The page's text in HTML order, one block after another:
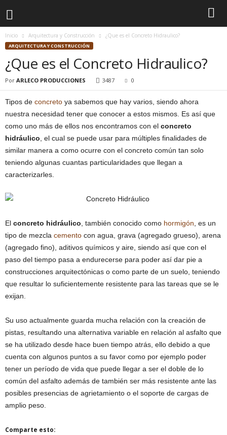
Inicio Arquitectura y Construcción ¿Que es el Concreto Hidraulico?
ARQUITECTURA Y CONSTRUCCIÓN
¿Que es el Concreto Hidraulico?
Por ARLECO PRODUCCIONES 3487 0
Tipos de concreto ya sabemos que hay varios, siendo ahora
nuestra necesidad tener que conocer a estos mismos. Es así que
como uno más de ellos nos encontramos con el concreto
hidráulico , el cual se puede usar para múltiples finalidades de
similar manera a como ocurre con el concreto común tan solo
teniendo algunas cuantas particularidades que llegan a
caracterizarles.
El concreto hidráulico , también conocido como hormigón , es un
tipo de mezcla cemento con agua, grava (agregado grueso), arena
(agregado fino), aditivos químicos y aire, siendo así que con el
paso del tiempo pasa a endurecerse para poder así dar pie a
construcciones arquitectónicas o como parte de un suelo, teniendo
que resultar lo suficientemente resistente para las tareas que se le
exijan.
Su uso actualmente guarda mucha relación con la creación de
pistas, resultando una alternativa variable en relación al asfalto que
se ha utilizado desde hace buen tiempo atrás, ello debido a que
cuenta con algunos puntos a su favor como por ejemplo poder
tener un período de vida que puede llegar a ser el doble de lo
común del asfalto además de también ser más resistente ante las
posibles presencias de agrietamiento o el soporte de cargas de
amplio peso.
Comparte esto: